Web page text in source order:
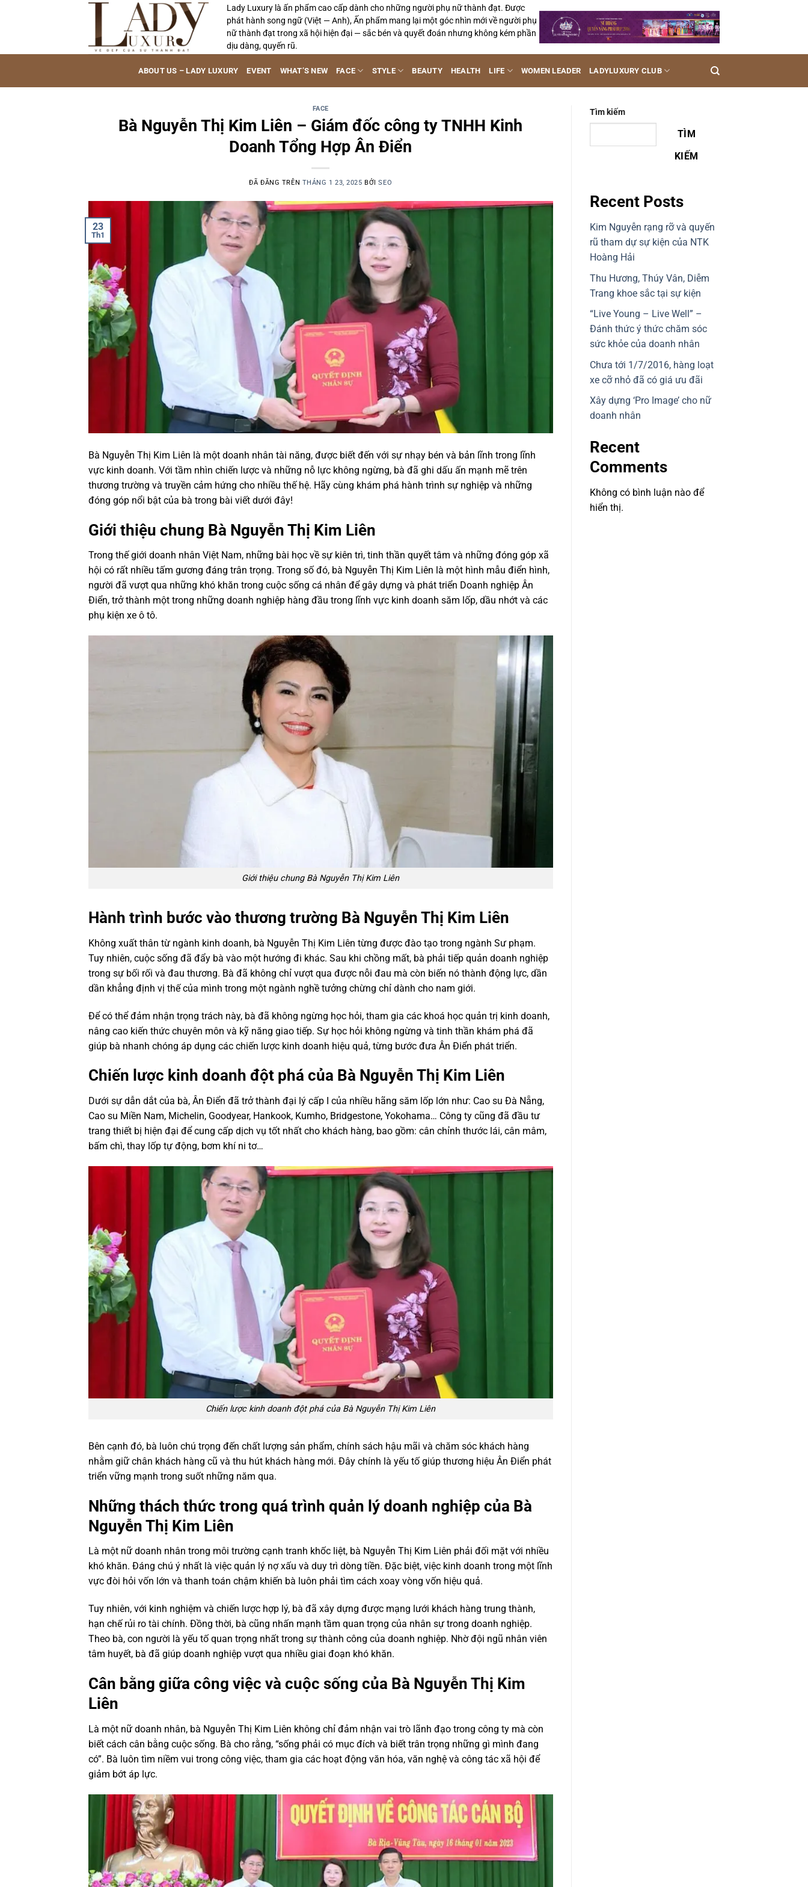
dung
Lady Luxury là ấn phẩm cao cấp dành cho những người phụ nữ thành đạt. Được
phát hành song ngữ (Việt — Anh), Ấn phẩm mang lại một góc nhìn mới về người phụ
nữ thành đạt trong xã hội hiện đại — sắc bén và quyết đoán nhưng không kém phần
dịu dàng, quyến rũ.
ABOUT US – LADY LUXURY EVENT WHAT’S NEW FACE STYLE BEAUTY HEALTH LIFE WOMEN LEADER LADYLUXURY CLUB
FACE
Bà Nguyễn Thị Kim Liên – Giám đốc công ty TNHH Kinh
Doanh Tổng Hợp Ân Điển
ĐÃ ĐĂNG TRÊN THÁNG 1 23, 2025 BỞISEO
23
Th1
Bà Nguyễn Thị Kim Liên là một doanh nhân tài năng, được biết đến với sự nhạy bén và bản lĩnh trong lĩnh
vực kinh doanh. Với tầm nhìn chiến lược và những nỗ lực không ngừng, bà đã ghi dấu ấn mạnh mẽ trên
thương trường và truyền cảm hứng cho nhiều thế hệ. Hãy cùng khám phá hành trình sự nghiệp và những
đóng góp nổi bật của bà trong bài viết dưới đây!
Giới thiệu chung Bà Nguyễn Thị Kim Liên
Trong thế giới doanh nhân Việt Nam, những bài học về sự kiên trì, tinh thần quyết tâm và những đóng góp xã
hội có rất nhiều tấm gương đáng trân trọng. Trong số đó, bà Nguyễn Thị Kim Liên là một hình mẫu điển hình,
người đã vượt qua những khó khăn trong cuộc sống cá nhân để gây dựng và phát triển Doanh nghiệp Ân
Điển, trở thành một trong những doanh nghiệp hàng đầu trong lĩnh vực kinh doanh săm lốp, dầu nhớt và các
phụ kiện xe ô tô.
Giới thiệu chung Bà Nguyễn Thị Kim Liên
Hành trình bước vào thương trường Bà Nguyễn Thị Kim Liên
Không xuất thân từ ngành kinh doanh, bà Nguyễn Thị Kim Liên từng được đào tạo trong ngành Sư phạm.
Tuy nhiên, cuộc sống đã đẩy bà vào một hướng đi khác. Sau khi chồng mất, bà phải tiếp quản doanh nghiệp
trong sự bối rối và đau thương. Bà đã không chỉ vượt qua được nỗi đau mà còn biến nó thành động lực, dần
dần khẳng định vị thế của mình trong một ngành nghề tưởng chừng chỉ dành cho nam giới.
Để có thể đảm nhận trọng trách này, bà đã không ngừng học hỏi, tham gia các khoá học quản trị kinh doanh,
nâng cao kiến thức chuyên môn và kỹ năng giao tiếp. Sự học hỏi không ngừng và tinh thần khám phá đã
giúp bà nhanh chóng áp dụng các chiến lược kinh doanh hiệu quả, từng bước đưa Ân Điển phát triển.
Chiến lược kinh doanh đột phá của Bà Nguyễn Thị Kim Liên
Dưới sự dẫn dắt của bà, Ân Điển đã trở thành đại lý cấp I của nhiều hãng săm lốp lớn như: Cao su Đà Nẵng,
Cao su Miền Nam, Michelin, Goodyear, Hankook, Kumho, Bridgestone, Yokohama… Công ty cũng đã đầu tư
trang thiết bị hiện đại để cung cấp dịch vụ tốt nhất cho khách hàng, bao gồm: cân chỉnh thước lái, cân mâm,
bấm chì, thay lốp tự động, bơm khí ni tơ…
Chiến lược kinh doanh đột phá của Bà Nguyễn Thị Kim Liên
Bên cạnh đó, bà luôn chú trọng đến chất lượng sản phẩm, chính sách hậu mãi và chăm sóc khách hàng
nhằm giữ chân khách hàng cũ và thu hút khách hàng mới. Đây chính là yếu tố giúp thương hiệu Ân Điển phát
triển vững mạnh trong suốt những năm qua.
Những thách thức trong quá trình quản lý doanh nghiệp của Bà
Nguyễn Thị Kim Liên
Là một nữ doanh nhân trong môi trường cạnh tranh khốc liệt, bà Nguyễn Thị Kim Liên phải đối mặt với nhiều
khó khăn. Đáng chú ý nhất là việc quản lý nợ xấu và duy trì dòng tiền. Đặc biệt, việc kinh doanh trong một lĩnh
vực đòi hỏi vốn lớn và thanh toán chậm khiến bà luôn phải tìm cách xoay vòng vốn hiệu quả.
Tuy nhiên, với kinh nghiệm và chiến lược hợp lý, bà đã xây dựng được mạng lưới khách hàng trung thành,
hạn chế rủi ro tài chính. Đồng thời, bà cũng nhấn mạnh tầm quan trọng của nhân sự trong doanh nghiệp.
Theo bà, con người là yếu tố quan trọng nhất trong sự thành công của doanh nghiệp. Nhờ đội ngũ nhân viên
tâm huyết, bà đã giúp doanh nghiệp vượt qua nhiều giai đoạn khó khăn.
Cân bằng giữa công việc và cuộc sống của Bà Nguyễn Thị Kim
Liên
Là một nữ doanh nhân, bà Nguyễn Thị Kim Liên không chỉ đảm nhận vai trò lãnh đạo trong công ty mà còn
biết cách cân bằng cuộc sống. Bà cho rằng, “sống phải có mục đích và biết trân trọng những gì mình đang
có”. Bà luôn tìm niềm vui trong công việc, tham gia các hoạt động văn hóa, văn nghệ và công tác xã hội để
giảm bớt áp lực.
Tìm kiếm
TÌM
KIẾM
Recent Posts
Kim Nguyễn rạng rỡ và quyến
rũ tham dự sự kiện của NTK
Hoàng Hải
Thu Hương, Thúy Vân, Diễm
Trang khoe sắc tại sự kiện
“Live Young – Live Well” –
Đánh thức ý thức chăm sóc
sức khỏe của doanh nhân
Chưa tới 1/7/2016, hàng loạt
xe cỡ nhỏ đã có giá ưu đãi
Xây dựng ‘Pro Image’ cho nữ
doanh nhân
Recent
Comments
Không có bình luận nào để
hiển thị.